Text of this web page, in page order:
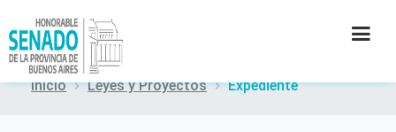
Inicio Leyes y Proyectos Expediente